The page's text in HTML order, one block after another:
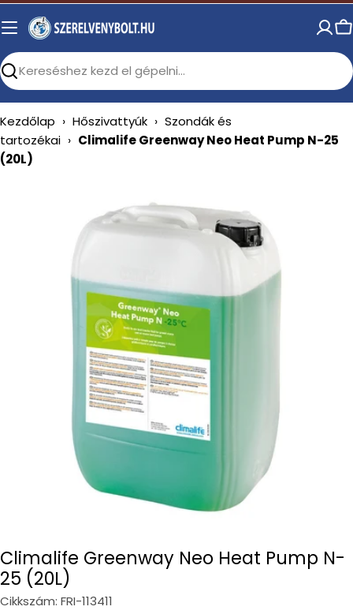
Skip
to
Search
Kezdőlap › Hőszivattyúk › Szondák és
tartozékai › Climalife Greenway Neo Heat Pump N-25
(20L)
media 0 in modal
Climalife Greenway Neo Heat Pump N-
25 (20L)
Cikkszám: FRI-113411